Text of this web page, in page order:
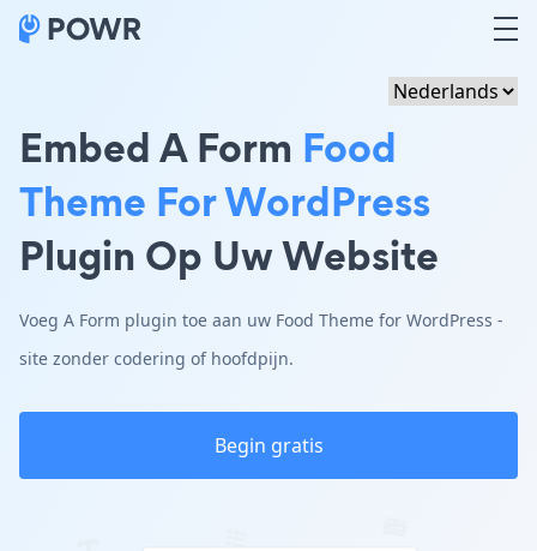
Embed A Form Food
Theme For WordPress
Plugin Op Uw Website
Voeg A Form plugin toe aan uw Food Theme for WordPress -
site zonder codering of hoofdpijn.
Begin gratis